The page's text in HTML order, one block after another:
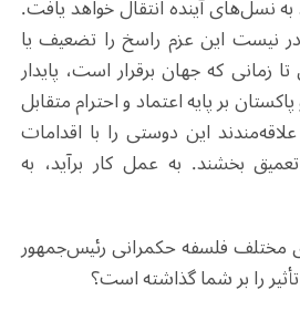
نسل‌های آینده انتقال خواهد یافت.
نیست این عزم راسخ را تضعیف یا
زمانی که جهان برقرار است، پایدار
بر پایه اعتماد و احترام متقابل
این دوستی را با اقدامات
بخشند. به عمل کار برآید، به
مختلف فلسفه حکمرانی رئیس‌جمهور
را بر شما گذاشته است؟